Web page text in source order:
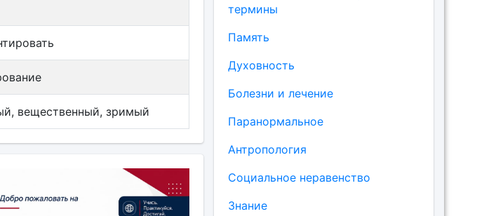
вещественный, зримый
термины
Память
Духовность
Болезни и лечение
Паранормальное
Антропология
Социальное неравенство
Знание